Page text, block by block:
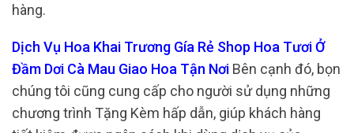
hàng.
Dịch Vụ Hoa Khai Trương Gía Rẻ Shop Hoa Tươi Ở
Đầm Dơi Cà Mau Giao Hoa Tận Nơi Bên cạnh đó, bọn
chúng tôi cũng cung cấp cho người sử dụng những
chương trình Tặng Kèm hấp dẫn, giúp khách hàng